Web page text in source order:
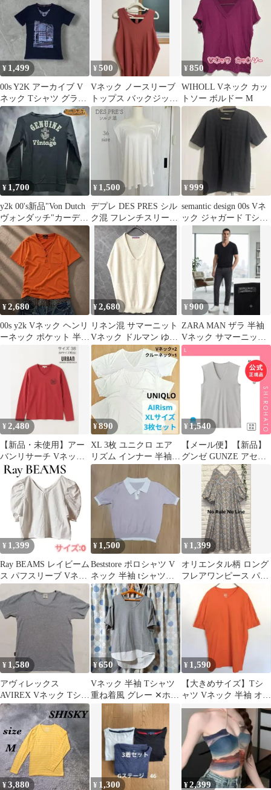
¥ 1,499
00s Y2K アーカイブ V
ネック Tシャツ グラン
ジ パンク デザイン古着
¥500
Vネック ノースリーブ
トップス バックジップ
テラコッタ
¥850
WIHOLL Vネック カッ
トソー ボルドー M
¥ 1,700
y2k 00's新品"Von Dutch
ヴォンダッチ"カーディ
ガン ブラックL
¥ 1,500
デプレ DES PRES シル
ク混 フレンチスリーブ
ブラウス S~M相当
¥999
semantic design 00s Vネ
ック ジャガード Tシャ
¥2,680
00s y2k Vネック ヘンリ
ーネック ポケット 半袖
Tシャツ オレンジ
¥2,680
リネン混 サマーニット
Vネック ドルマン ゆっ
たり L アイボリー レ
ディス
¥900
ZARA MAN ザラ 半袖
Vネック サマーニット
Tシャツ ブラック M
¥ 2,480
【新品・未使用】アー
バンリサーチ Vネック
長袖Tシャツ ワインレ
ッド38
¥890
​XL 3枚 ユニクロ エア
リズム インナー 半袖T
シャツ 白 Vネック 丸首
¥1,540
【メール便】【新品】
グンゼ GUNZE アセド
ロン Vネック スリーブ
レス シャツ ノースリー
ブ インナー メンズ(L)
¥ 1,399
Ray BEAMS レイビーム
ス パフスリーブ Vネッ
ク ブラウス 半袖
¥ 1,500
Beststore ポロシャツ V
ネック 半袖 tシャツ
ピンク
¥ 1,399
オリエンタル柄 ロング
フレアワンピース パフ
スリーブ Vネック
¥ 1,580
アヴィレックス
AVIREX Vネック Tシャ
ツ グレー Mサイズ
¥650
Vネック 半袖 Tシャツ
重ね着風 グレー ✕ホワ
イト
¥ 1,590
【大きめサイズ】Tシ
ャツ Vネック 半袖 オレ
ンジ XXL オーバーサイ
ズ
¥3,880 ¥ 1,300 ¥2,399